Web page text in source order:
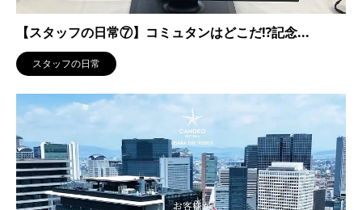
【スタッフの日常⑦】コミュタンはどこだ⁉記念...
スタッフの日常